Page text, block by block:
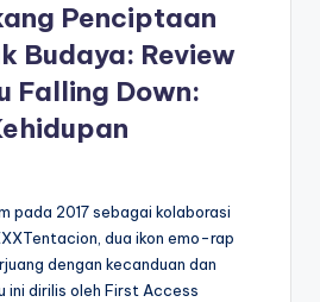
Penciptaan
Budaya: Review
Falling Down:
pada 2017 sebagai kolaborasi
dua ikon emo-rap
dengan kecanduan dan
ini dirilis oleh First Access